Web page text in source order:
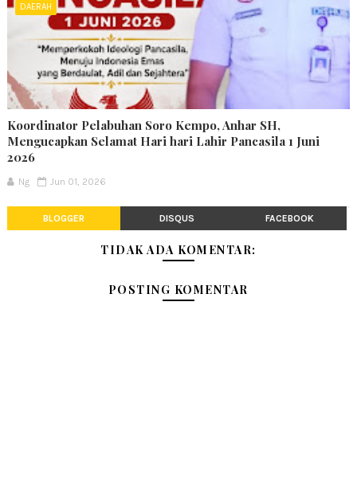
DAERAH
Koordinator Pelabuhan Soro Kempo, Anhar SH,
Mengucapkan Selamat Hari hari Lahir Pancasila 1 Juni
2026
Ng Jun 01, 2026
BLOGGER DISQUS FACEBOOK
TIDAK ADA KOMENTAR:
POSTING KOMENTAR